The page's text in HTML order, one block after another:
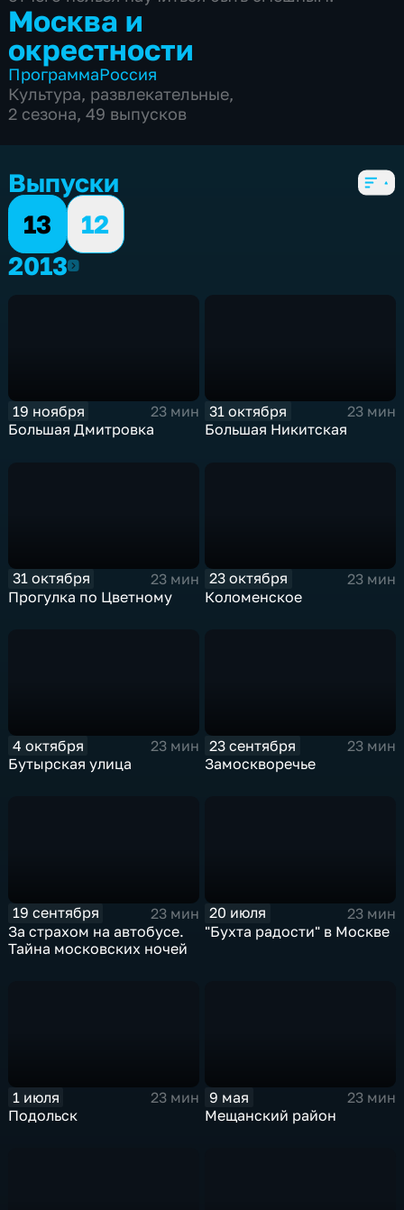
Москва и
окрестности
ПрограммаРоссия
Культура, развлекательные,
2 сезона, 49 выпусков
Выпуски
13
12
20132013
19 ноября
23 мин
Большая Дмитровка
31 октября
23 мин
Большая Никитская
31 октября
23 мин
Прогулка по Цветному
23 октября
23 мин
Коломенское
4 октября
23 мин
Бутырская улица
23 сентября
23 мин
Замоскворечье
19 сентября
23 мин
За страхом на автобусе.
Тайна московских ночей
20 июля
23 мин
"Бухта радости" в Москве
1 июля
23 мин
Подольск
9 мая
23 мин
Мещанский район